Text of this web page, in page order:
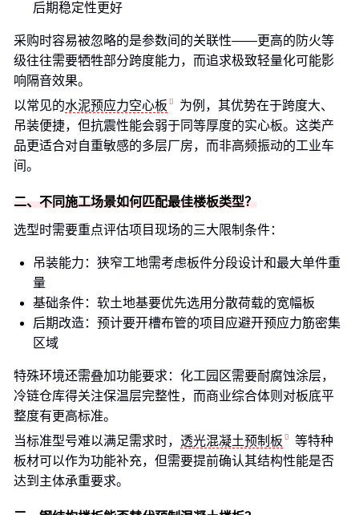
后期稳定性更好
采购时容易被忽略的是参数间的关联性——更高的防火等
级往往需要牺牲部分跨度能力，而追求极致轻量化可能影
响隔音效果。
以常见的水泥预应力空心板
为例，其优势在于跨度大、
吊装便捷，但抗震性能会弱于同等厚度的实心板。这类产
品更适合对自重敏感的多层厂房，而非高频振动的工业车
间。
二、不同施工场景如何匹配最佳楼板类型？
选型时需要重点评估项目现场的三大限制条件：
吊装能力：狭窄工地需考虑板件分段设计和最大单件重
量
基础条件：软土地基要优先选用分散荷载的宽幅板
后期改造：预计要开槽布管的项目应避开预应力筋密集
区域
特殊环境还需叠加功能要求：化工园区需要耐腐蚀涂层，
冷链仓库得关注保温层完整性，而商业综合体则对板底平
整度有更高标准。
当标准型号难以满足需求时， 透光混凝土预制板
等特种
板材可以作为功能补充，但需要提前确认其结构性能是否
达到主体承重要求。